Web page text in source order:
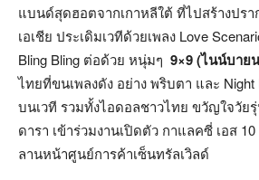
แบนด์สุดฮอตจากเกาหลีใต้ ที่ไปสร้างปร
เอเชีย ประเดิมเวทีด้วยเพลง Love
Bling Bling ต่อด้วย หนุ่มๆ 9×9 (ไนน์บาย
ไทยที่ขนเพลงดัง อย่าง พริบตา และ Night
บนเวที รวมทั้งไอดอลชาวไทย ขวัญใจวัยรุ่
ดารา เข้าร่วมงานเปิดตัว กาแลคซี่ เอส
ลานหน้าศูนย์การค้าเซ็นทรัลเวิลด์